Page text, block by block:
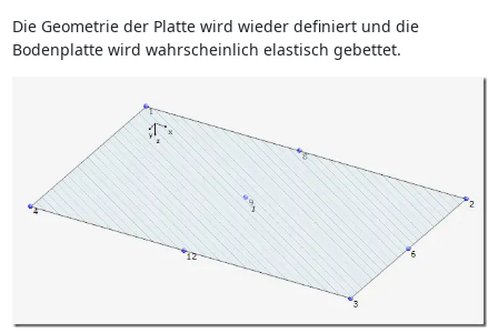
Die Geometrie der Platte wird wieder definiert und die
Bodenplatte wird wahrscheinlich elastisch gebettet.